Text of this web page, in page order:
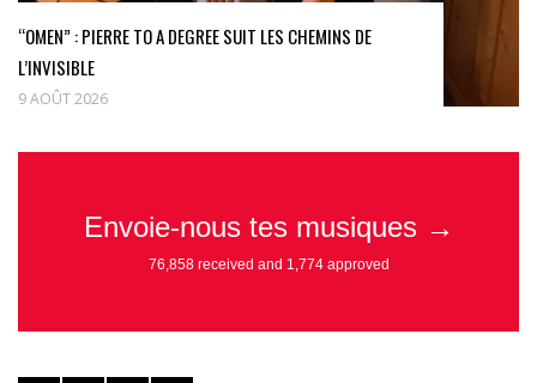
“OMEN” : PIERRE TO A DEGREE SUIT LES CHEMINS DE
L’INVISIBLE
9 AOÛT 2026